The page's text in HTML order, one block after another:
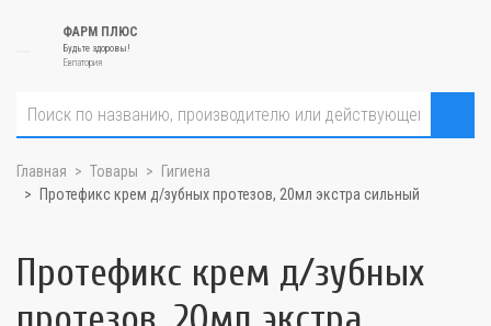
ФАРМ ПЛЮС
Будьте здоровы!
Евпатория
Главная Товары
Гигиена
Протефикс крем д/зубных протезов, 20мл экстра сильный
Протефикс крем д/зубных